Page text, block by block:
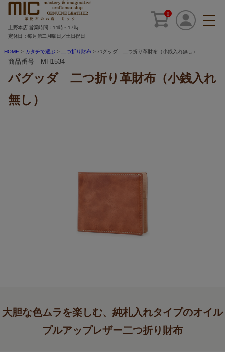
0
上野本店 営業時間：11時～17時
定休日：毎月第二月曜日／土日祝日
HOME カタチで選ぶ 二つ折り財布 バグッダ 二つ折り革財布（小銭入れ無し）
商品番号 MH1534
バグッダ 二つ折り革財布（小銭入れ
無し）
大胆な色ムラを楽しむ、純札入れタイプのオイル
プルアップレザー二つ折り財布